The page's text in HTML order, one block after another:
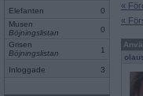
Elefanten
0
Musen
Böjningslistan
0
Grisen
Böjningslistan
1
Inloggade 3
«
«